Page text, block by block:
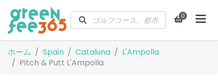
0
ホーム Spain Cataluna
L'Ampolla
Pitch & Putt L'Ampolla